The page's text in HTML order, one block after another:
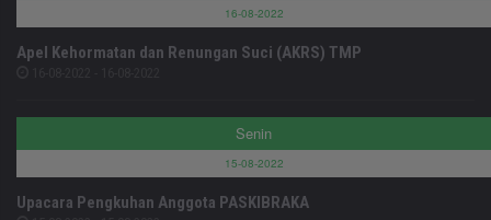
16-08-2022
Apel Kehormatan dan Renungan Suci (AKRS) TMP
Senin
15-08-2022
Upacara Pengkuhan Anggota PASKIBRAKA